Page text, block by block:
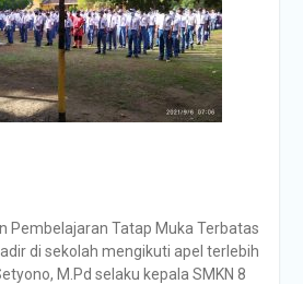
Pembelajaran Tatap Muka Terbatas
di sekolah mengikuti apel terlebih
M.Pd selaku kepala SMKN 8